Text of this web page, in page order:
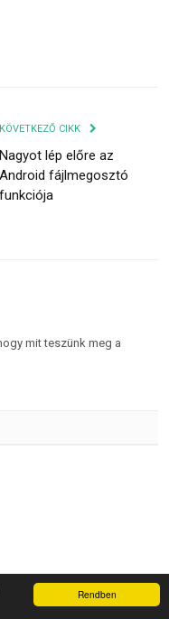
Rendben
KÖVETKEZŐ CIKK
Nagyot lép előre az
Android fájlmegosztó
funkciója
mit teszünk meg a